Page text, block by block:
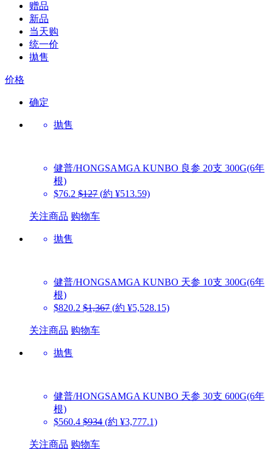
赠品
新品
当天购
统一价
拋售
价格
确定
抛售
健普/HONGSAMGA KUNBO 良参 20支 300G(6年
根)
$76.2 $127 (約 ¥513.59)
关注商品 购物车
抛售
健普/HONGSAMGA KUNBO 天参 10支 300G(6年
根)
$820.2 $1,367 (約 ¥5,528.15)
关注商品 购物车
抛售
健普/HONGSAMGA KUNBO 天参 30支 600G(6年
根)
$560.4 $934 (約 ¥3,777.1)
关注商品 购物车